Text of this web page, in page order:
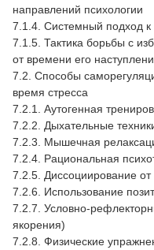
направлений психологии
7.1.4. Системный подход к
7.1.5. Тактика борьбы с
от времени его
7.2. Способы
время стресса
7.2.1. Аутогенная
7.2.2. Дыхательные
7.2.3. Мышечная
7.2.4. Рациональная
7.2.5. Диссоциирование от
7.2.6. Использование
7.2.7. Условно-
якорения)
7.2.8. Физические